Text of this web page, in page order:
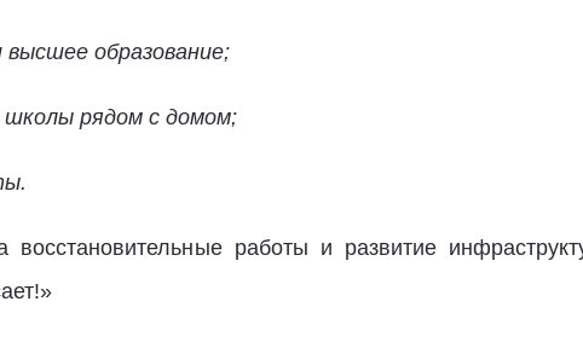
образование;
рядом с домом;
работы и развитие